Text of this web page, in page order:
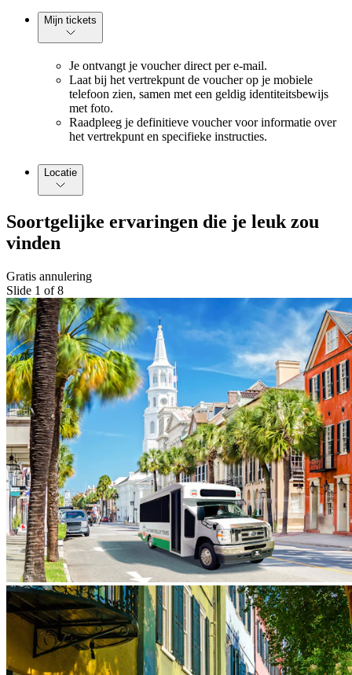
Mijn tickets
Je ontvangt je voucher direct per e-mail.
Laat bij het vertrekpunt de voucher op je mobiele
telefoon zien, samen met een geldig identiteitsbewijs
met foto.
Raadpleeg je definitieve voucher voor informatie over
het vertrekpunt en specifieke instructies.
Locatie
Soortgelijke ervaringen die je leuk zou
vinden
Gratis annulering
Slide 1 of 8